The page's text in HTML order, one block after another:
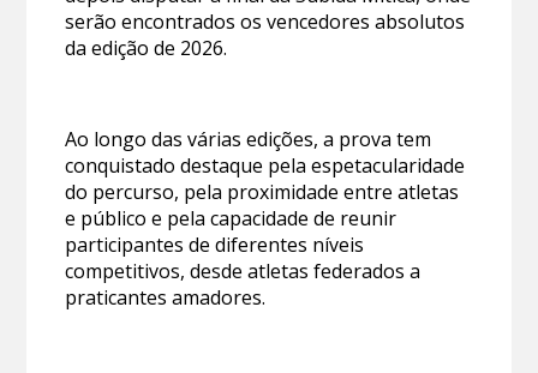
serão encontrados os vencedores absolutos
da edição de 2026.
Ao longo das várias edições, a prova tem
conquistado destaque pela espetacularidade
do percurso, pela proximidade entre atletas
e público e pela capacidade de reunir
participantes de diferentes níveis
competitivos, desde atletas federados a
praticantes amadores.